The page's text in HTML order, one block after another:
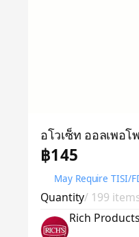
อโวเซ็ท ออลเพอ
฿145
May Require TISI/
Quantity/ 199
Rich